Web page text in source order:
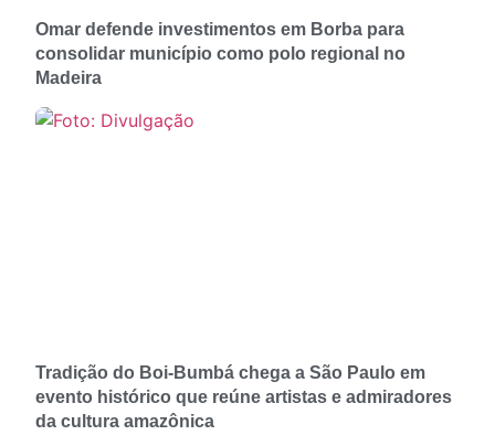
Omar defende investimentos em Borba para
consolidar município como polo regional no
Madeira
Tradição do Boi-Bumbá chega a São Paulo em
evento histórico que reúne artistas e admiradores
da cultura amazônica